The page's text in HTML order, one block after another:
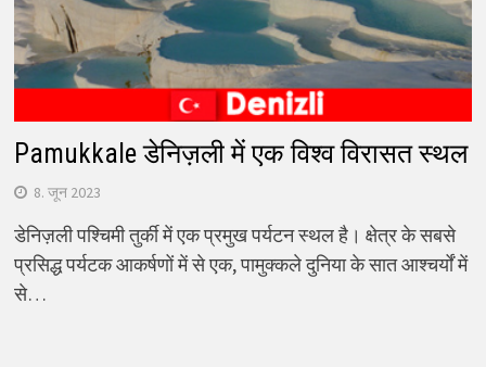
Pamukkale डेनिज़ली में एक विश्व विरासत स्थल
8. जून 2023
डेनिज़ली पश्चिमी तुर्की में एक प्रमुख पर्यटन स्थल है। क्षेत्र के सबसे
प्रसिद्ध पर्यटक आकर्षणों में से एक, पामुक्कले दुनिया के सात आश्चर्यों में
से…